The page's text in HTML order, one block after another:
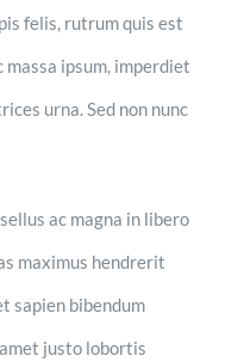
felis, rutrum quis est
massa ipsum, imperdiet
urna. Sed non nunc
ac magna in libero
maximus hendrerit
sapien bibendum
justo lobortis